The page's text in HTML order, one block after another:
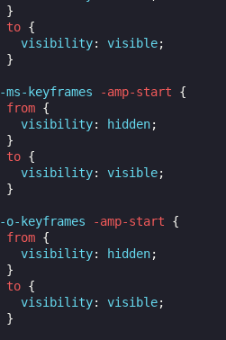
}
to {
visibility: visible;
}
-ms-keyframes -amp-start
{
from {
visibility: hidden;
}
to {
visibility: visible;
}
-o-keyframes -amp-start
{
from {
visibility: hidden;
}
to {
visibility: visible;
}